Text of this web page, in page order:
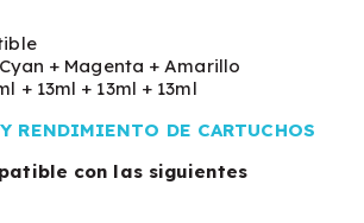
+ Magenta + Amarillo
+ 13ml + 13ml + 13ml
RENDIMIENTO DE CARTUCHOS
con las siguientes